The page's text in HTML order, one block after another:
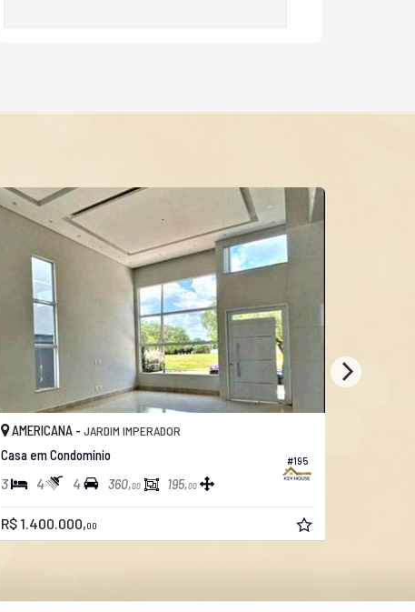
#195
AMERICANA - JARDIM IMPERADOR
Casa em Condomínio
3 4 4 360,00 195,00
R$ 1.400.000,00